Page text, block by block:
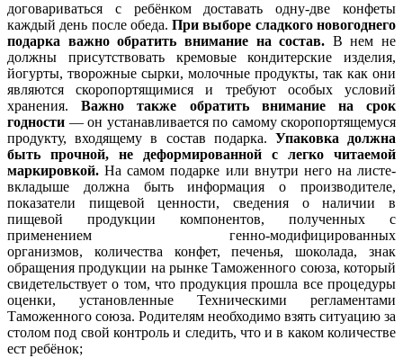
договариваться с ребёнком доставать одну-две конфеты
каждый день после обеда.При выборе сладкого новогоднего
подарка важно обратить внимание на состав. В нем не
должны присутствовать кремовые кондитерские изделия,
йогурты, творожные сырки, молочные продукты, так как они
являются скоропортящимися и требуют особых условий
хранения.Важно также обратить внимание на срок
годности — он устанавливается по самому скоропортящемуся
продукту, входящему в состав подарка. Упаковка должна
быть прочной, не деформированной с легко читаемой
маркировкой.На самом подарке или внутри него на листе-
вкладыше должна быть информация о производителе,
показатели пищевой ценности, сведения о наличии в
пищевой продукции компонентов, полученных с
применением генно-модифицированных
организмов, количества конфет, печенья, шоколада, знак
обращения продукции на рынке Таможенного союза, который
свидетельствует о том, что продукция прошла все процедуры
оценки, установленные Техническими регламентами
Таможенного союза. Родителям необходимо взять ситуацию за
столом под свой контроль и следить, что и в каком количестве
ест ребёнок;